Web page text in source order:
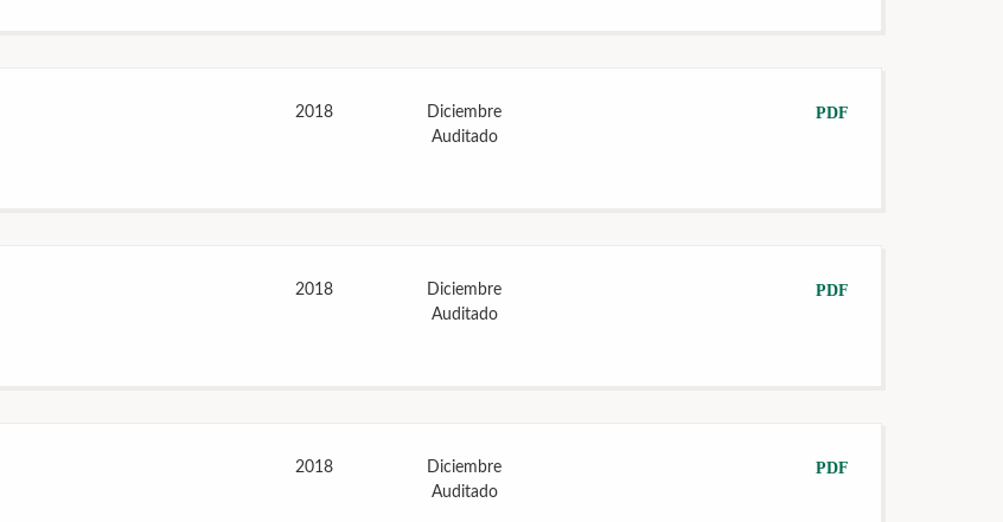
2018
Diciembre
Auditado
PDF
2018
Diciembre
Auditado
PDF
2018
Diciembre
Auditado
PDF